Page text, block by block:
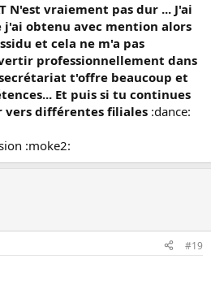
N'est vraiement pas dur ... J'ai
j'ai obtenu avec mention alors
et cela ne m'a pas
professionnellement dans
t'offre beaucoup et
Et puis si tu continues
vers différentes filiales :dance:
:moke2:
#19